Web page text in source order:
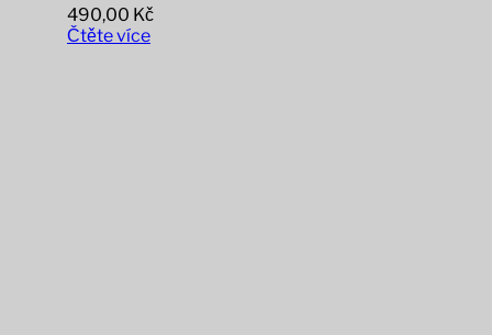
490,00 Kč
Čtěte více